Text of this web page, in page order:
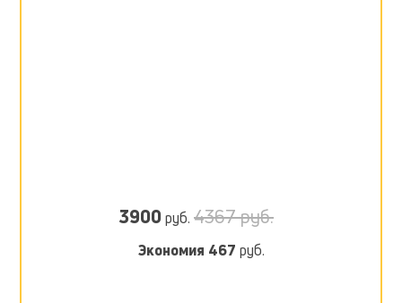
3900 руб. 4367 руб.
Экономия 467 руб.